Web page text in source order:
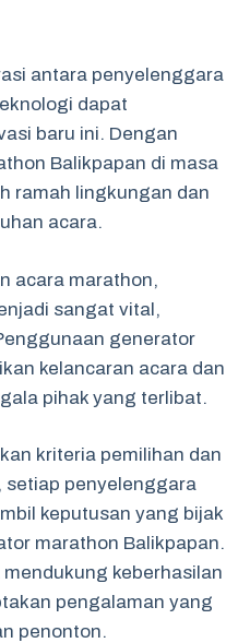
antara penyelenggara
dapat
baru ini. Dengan
Balikpapan di masa
ramah lingkungan dan
acara.
acara marathon,
sangat vital,
generator
kelancaran acara dan
pihak yang terlibat.
kriteria pemilihan dan
penyelenggara
keputusan yang bijak
marathon Balikpapan.
keberhasilan
pengalaman yang
penonton.